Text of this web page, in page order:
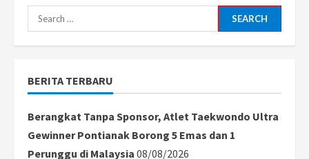
Search
for:
BERITA TERBARU
Berangkat Tanpa Sponsor, Atlet Taekwondo Ultra
Gewinner Pontianak Borong 5 Emas dan 1
Perunggu di Malaysia 08/08/2026